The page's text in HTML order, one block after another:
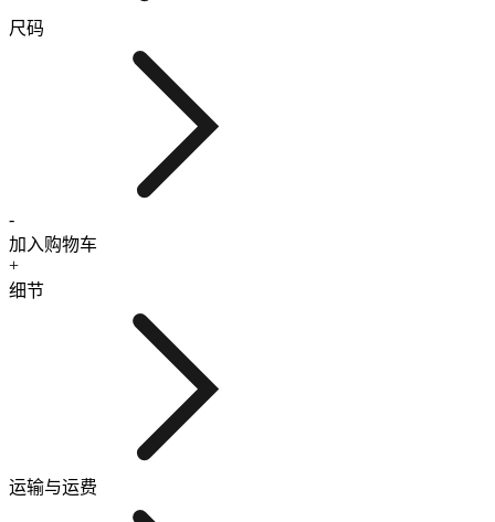
尺码
-
加入购物车
+
细节
运输与运费